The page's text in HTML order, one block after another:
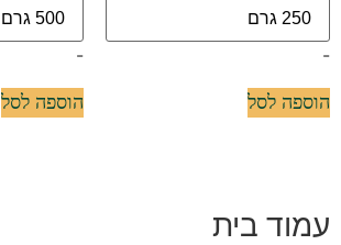
-
הוספה לסל
-
הוספה לסל
עמוד בית